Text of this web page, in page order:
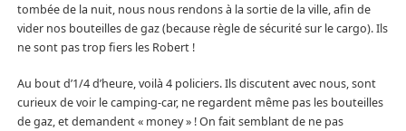
tombée de la nuit, nous nous rendons à la sortie de la ville, afin de
vider nos bouteilles de gaz (because règle de sécurité sur le cargo). Ils
ne sont pas trop fiers les Robert !
Au bout d’1/4 d’heure, voilà 4 policiers. Ils discutent avec nous, sont
curieux de voir le camping-car, ne regardent même pas les bouteilles
de gaz, et demandent « money » ! On fait semblant de ne pas